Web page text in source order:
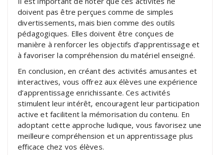
doivent pas être perçues comme de simples
divertissements, mais bien comme des outils
pédagogiques. Elles doivent être conçues de
manière à renforcer les objectifs d’apprentissage et
à favoriser la compréhension du matériel enseigné.
En conclusion, en créant des activités amusantes et
interactives, vous offrez aux élèves une expérience
d’apprentissage enrichissante. Ces activités
stimulent leur intérêt, encouragent leur participation
active et facilitent la mémorisation du contenu. En
adoptant cette approche ludique, vous favorisez une
meilleure compréhension et un apprentissage plus
efficace chez vos élèves.